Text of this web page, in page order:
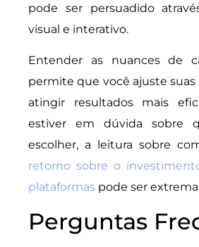
pode ser persuadido
visual e interativo.
Entender as nuances de
permite que você ajuste suas
atingir resultados mais
estiver em dúvida sobre
escolher, a leitura sobre
retorno sobre o
plataformas pode ser
Perguntas